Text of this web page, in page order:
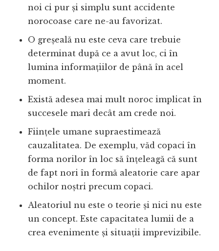
noi ci pur și simplu sunt accidente
norocoase care ne-au favorizat.
O greșeală nu este ceva care trebuie
determinat după ce a avut loc, ci în
lumina informațiilor de până în acel
moment.
Există adesea mai mult noroc implicat în
succesele mari decât am crede noi.
Ființele umane supraestimează
cauzalitatea. De exemplu, văd copaci în
forma norilor în loc să înțeleagă că sunt
de fapt nori în formă aleatorie care apar
ochilor noștri precum copaci.
Aleatoriul nu este o teorie și nici nu este
un concept. Este capacitatea lumii de a
crea evenimente și situații imprevizibile.